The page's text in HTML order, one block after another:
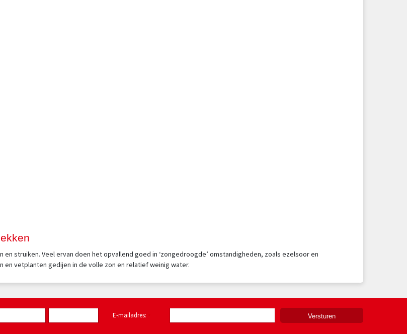
struiken. Veel ervan doen het opvallend goed in ‘zongedroogde’ omstandigheden, zoals ezelsoor en
vetplanten gedijen in de volle zon en relatief weinig water.
E-mailadres: